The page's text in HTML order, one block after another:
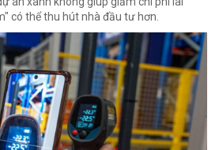
có thể thu hút nhà đầu tư hơn.